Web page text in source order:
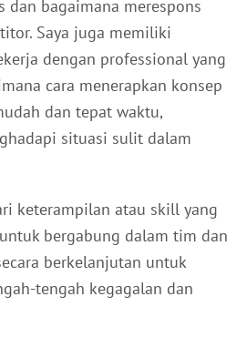
dan bagaimana merespons
Saya juga memiliki
dengan professional yang
cara menerapkan konsep
dan tepat waktu,
situasi sulit dalam
keterampilan atau skill yang
bergabung dalam tim dan
berkelanjutan untuk
tengah kegagalan dan